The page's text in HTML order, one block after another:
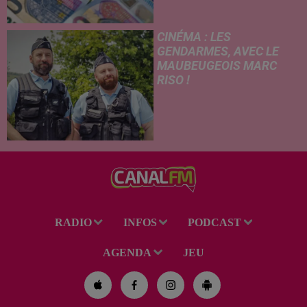
CINÉMA : LES
GENDARMES, AVEC LE
MAUBEUGEOIS MARC
RISO !
toutes les salles de cinéma. À
cette occasion, Le Réveil...
RADIO INFOS PODCAST
AGENDA JEU